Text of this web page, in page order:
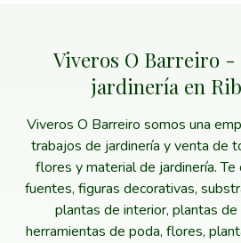
Viveros O Barreiro -
jardinería en
Viveros O Barreiro somos una
trabajos de jardinería y venta de
flores y material de jardinería.
fuentes, figuras decorativas,
plantas de interior, plantas
herramientas de poda, flores,